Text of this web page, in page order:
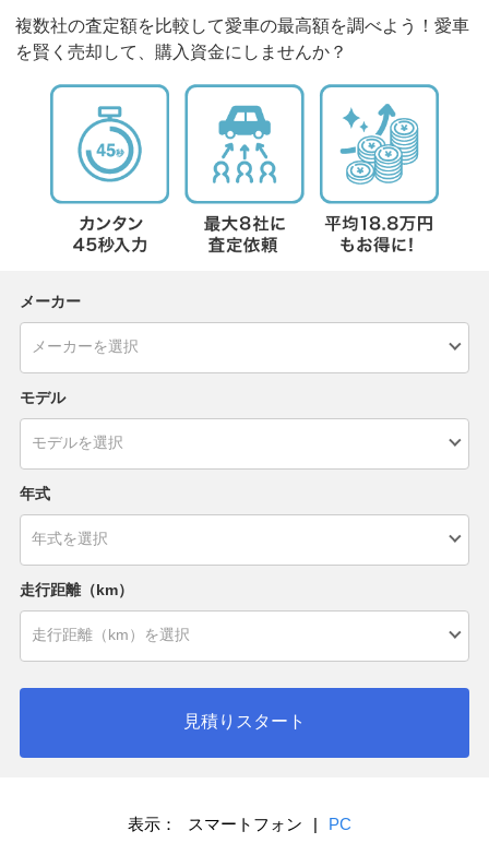
複数社の査定額を比較して愛車の最高額を調べよう！愛車
を賢く売却して、購入資金にしませんか？
メーカー
モデル
年式
走行距離（km）
見積りスタート
表示： スマートフォン | PC